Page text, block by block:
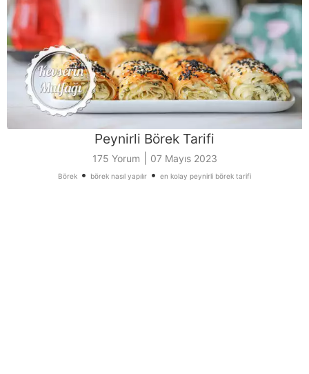
Peynirli Börek Tarifi
175 Yorum 07 Mayıs 2023
Börek • börek nasıl yapılır • en kolay peynirli börek tarifi